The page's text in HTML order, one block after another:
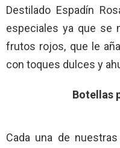
Destilado Espadín
especiales ya que se
frutos rojos, que le
con toques dulces y
Botellas
Cada una de